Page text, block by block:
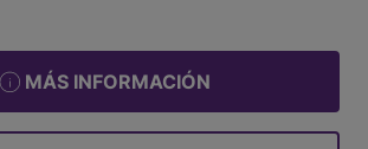
MÁS INFORMACIÓN